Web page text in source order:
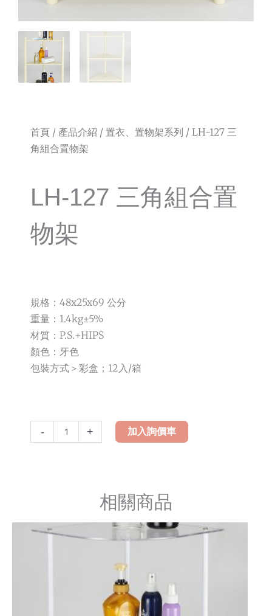
首頁 / 產品介紹 / 置衣、置物架系列 / LH-127 三
角組合置物架
LH-127 三角組合置
物架
規格：48x25x69 公分
重量：1.4kg±5%
材質：P.S.+HIPS
顏色：牙色
包裝方式＞彩盒；12入/箱
-
127
物
+ 加入詢價車
相關商品